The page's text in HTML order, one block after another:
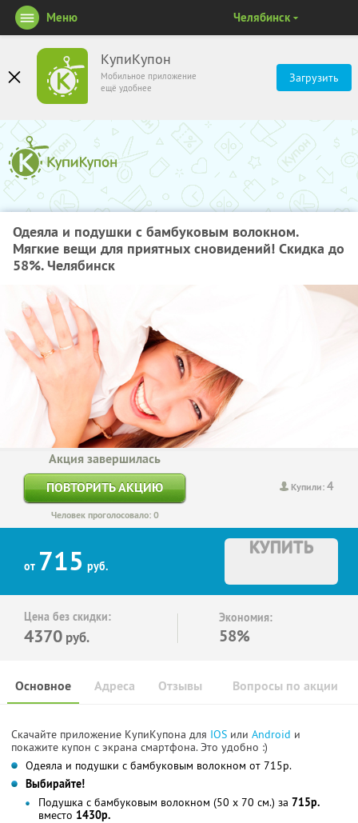
КупиКупон
Мобильное приложение
ещё удобнее
Загрузить
Меню Челябинск
Одеяла и подушки с бамбуковым волокном.
Мягкие вещи для приятных сновидений! Скидка до
58%. Челябинск
Купили:4
Акция завершилась
ПОВТОРИТЬ АКЦИЮ
Человек проголосовало: 0
от 715 руб.
КУПИТЬ
Цена без скидки:
4370 руб.
Экономия:
58%
Основное Отзывы Вопросы по акции
Адреса
Скачайте приложение КупиКупона для IOS или Android и
покажите купон с экрана смартфона. Это удобно :)
Одеяла и подушки с бамбуковым волокном от 715р.
Выбирайте!
Подушка с бамбуковым волокном (50 х 70 см.) за 715р.
вместо 1430р.